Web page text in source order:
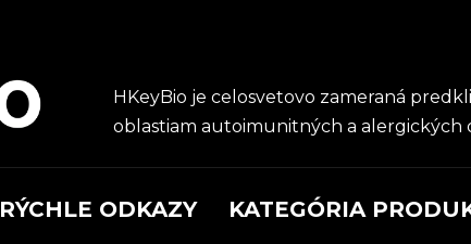
HKeyBio je celosvetovo zameraná
oblastiam autoimunitných a alergických
RÝCHLE ODKAZY KATEGÓRIA